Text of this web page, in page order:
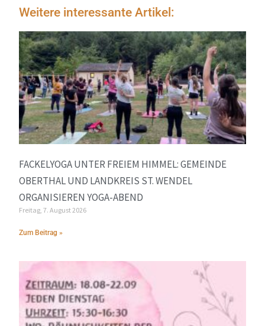
Weitere interessante Artikel:
FACKELYOGA UNTER FREIEM HIMMEL: GEMEINDE
OBERTHAL UND LANDKREIS ST. WENDEL
ORGANISIEREN YOGA-ABEND
Freitag, 7. August 2026
Zum Beitrag »